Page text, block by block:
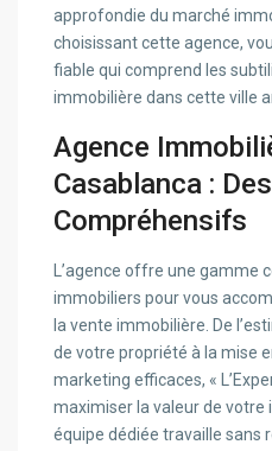
approfondie du marché
choisissant cette agence,
fiable qui comprend les
immobilière dans cette ville
Agence
Casablanca :
Compréhensifs
L’agence offre une gamme
immobiliers pour vous
la vente immobilière. De
de votre propriété à la mise
marketing efficaces, «
maximiser la valeur de votre
équipe dédiée travaille sans